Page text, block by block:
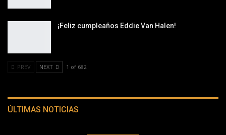
¡Feliz cumpleaños Eddie Van Halen!
PREV NEXT 1 of 682
ÚLTIMAS NOTICIAS